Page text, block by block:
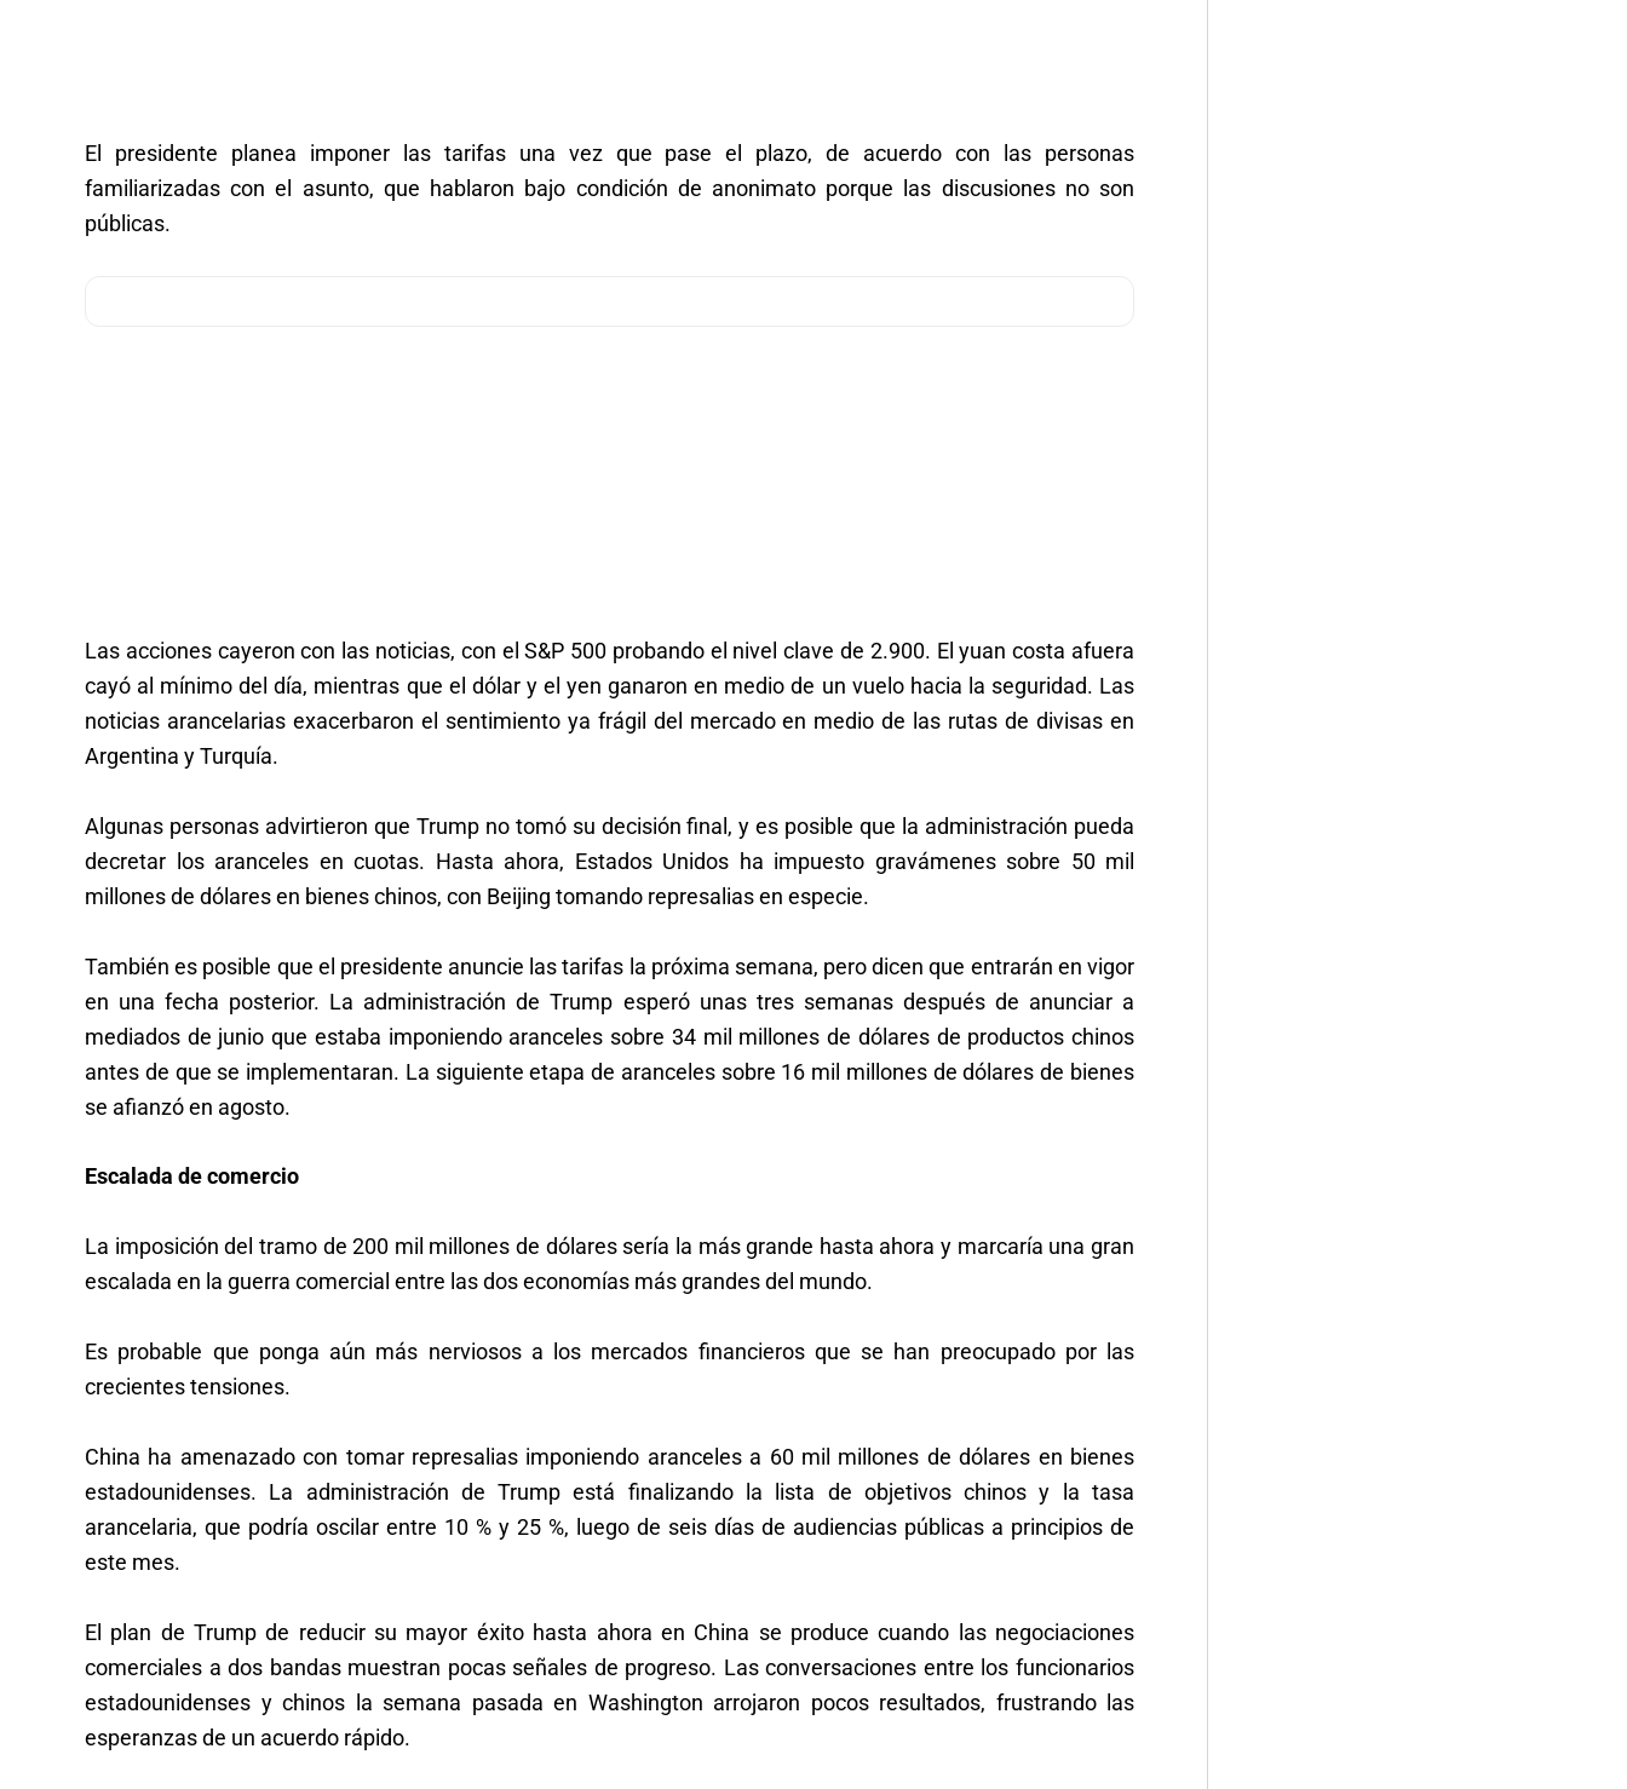
El presidente planea imponer las tarifas una vez que pase el plazo, de acuerdo con las personas
familiarizadas con el asunto, que hablaron bajo condición de anonimato porque las discusiones no son
públicas.
Las acciones cayeron con las noticias, con el S&P 500 probando el nivel clave de 2.900. El yuan costa afuera
cayó al mínimo del día, mientras que el dólar y el yen ganaron en medio de un vuelo hacia la seguridad. Las
noticias arancelarias exacerbaron el sentimiento ya frágil del mercado en medio de las rutas de divisas en
Argentina y Turquía.
Algunas personas advirtieron que Trump no tomó su decisión final, y es posible que la administración pueda
decretar los aranceles en cuotas. Hasta ahora, Estados Unidos ha impuesto gravámenes sobre 50 mil
millones de dólares en bienes chinos, con Beijing tomando represalias en especie.
También es posible que el presidente anuncie las tarifas la próxima semana, pero dicen que entrarán en vigor
en una fecha posterior. La administración de Trump esperó unas tres semanas después de anunciar a
mediados de junio que estaba imponiendo aranceles sobre 34 mil millones de dólares de productos chinos
antes de que se implementaran. La siguiente etapa de aranceles sobre 16 mil millones de dólares de bienes
se afianzó en agosto.
Escalada de comercio
La imposición del tramo de 200 mil millones de dólares sería la más grande hasta ahora y marcaría una gran
escalada en la guerra comercial entre las dos economías más grandes del mundo.
Es probable que ponga aún más nerviosos a los mercados financieros que se han preocupado por las
crecientes tensiones.
China ha amenazado con tomar represalias imponiendo aranceles a 60 mil millones de dólares en bienes
estadounidenses. La administración de Trump está finalizando la lista de objetivos chinos y la tasa
arancelaria, que podría oscilar entre 10 % y 25 %, luego de seis días de audiencias públicas a principios de
este mes.
El plan de Trump de reducir su mayor éxito hasta ahora en China se produce cuando las negociaciones
comerciales a dos bandas muestran pocas señales de progreso. Las conversaciones entre los funcionarios
estadounidenses y chinos la semana pasada en Washington arrojaron pocos resultados, frustrando las
esperanzas de un acuerdo rápido.